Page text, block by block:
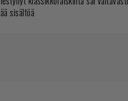
sisältöä